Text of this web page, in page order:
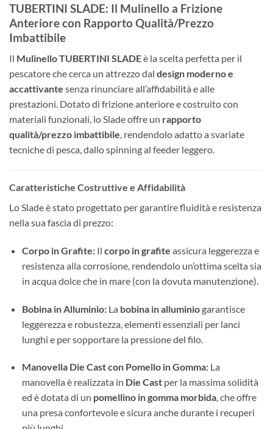
TUBERTINI SLADE: Il Mulinello a Frizione
Anteriore con Rapporto Qualità/Prezzo
Imbattibile
Il Mulinello TUBERTINI SLADEè la scelta perfetta per il
pescatore che cerca un attrezzo dal design moderno e
accattivante senza rinunciare all’affidabilità e alle
prestazioni. Dotato di frizione anteriore e costruito con
materiali funzionali, lo Slade offre un rapporto
qualità/prezzo imbattibile, rendendolo adatto a svariate
tecniche di pesca, dallo spinning al feeder leggero.
Caratteristiche Costruttive e Affidabilità
Lo Slade è stato progettato per garantire fluidità e resistenza
nella sua fascia di prezzo:
Corpo in Grafite:Il corpo in grafite assicura leggerezza e
resistenza alla corrosione, rendendolo un’ottima scelta sia
in acqua dolce che in mare (con la dovuta manutenzione).
Bobina in Alluminio:La bobina in alluminiogarantisce
leggerezza e robustezza, elementi essenziali per lanci
lunghi e per sopportare la pressione del filo.
Manovella Die Cast con Pomello in Gomma:La
manovella è realizzata in Die Castper la massima solidità
ed è dotata di un pomellino in gomma morbida, che offre
una presa confortevole e sicura anche durante i recuperi